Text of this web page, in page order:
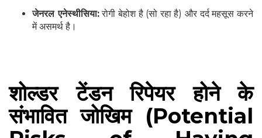
जेनरल एनेस्थीसिया:रोगी बेहोश है (सो रहा है) और दर्द महसूस करने
में असमर्थ है।
शोल्डर टेंडन रिपेयर होने के
संभावित जोखिम (Potential